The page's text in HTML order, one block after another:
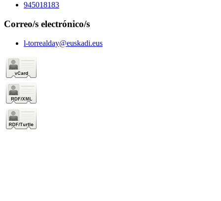
945018183
Correo/s electrónico/s
l-torrealday@euskadi.eus